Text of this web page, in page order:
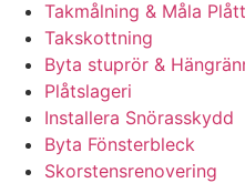
Takmålning & Måla
Takskottning
Byta stuprör &
Plåtslageri
Installera Snörasskydd
Byta Fönsterbleck
Skorstensrenovering